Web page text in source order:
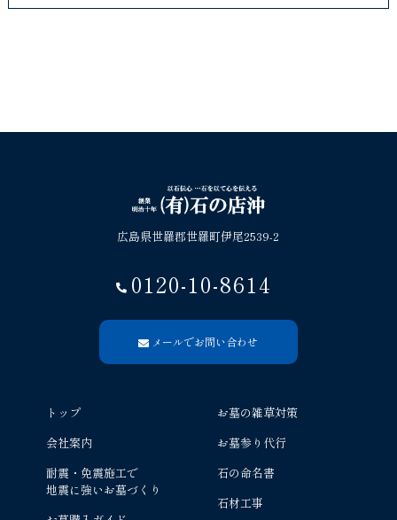
広島県世羅郡世羅町伊尾2539-2
0120-10-8614
メールでお問い合わせ
トップ
会社案内
耐震・免震施工で
地震に強いお墓づくり
お墓の雑草対策
お墓参り代行
石の命名書
石材工事